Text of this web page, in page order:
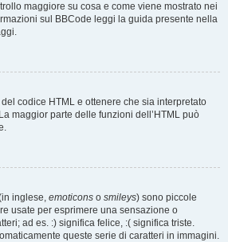
maggiore su cosa e come viene mostrato nei
sul BBCode leggi la guida presente nella
codice HTML e ottenere che sia interpretato
maggior parte delle funzioni dell’HTML può
inglese, emoticons o smileys) sono piccole
usate per esprimere una sensazione o
ad es. :) significa felice, :( significa triste.
queste serie di caratteri in immagini.